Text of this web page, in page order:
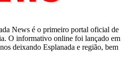
News é o primeiro portal oficial de
O informativo online foi lançado em
deixando Esplanada e região, bem